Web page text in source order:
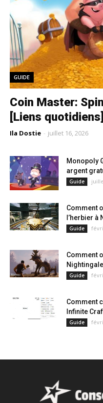
GUIDE
Coin Master:
[Liens quotidiens]
Ila Dostie - juillet 16, 2026
Monopoly
argent
Guide
Comment
l’herbier à
Guide
Comment
Nightingale
Guide
Comment
Infinite
Guide